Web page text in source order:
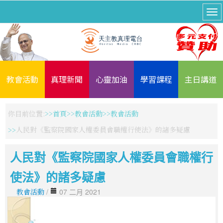
教會活動 真理新聞 心靈加油 學習課程 主日講道
你目前位置: 首頁 教會活動
教會活動
人民對《監察院國家人權委員會職權行使法》的諸多疑慮
人民對《監察院國家人權委員會職權行
使法》的諸多疑慮
教會活動 / 07 二月 2021